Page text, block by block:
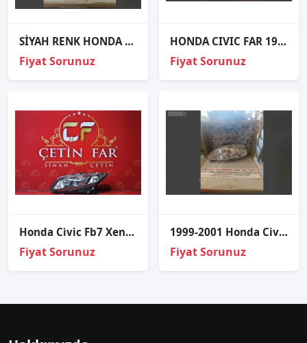
SİYAH RENK HONDA CIVIC FAR SOL 2009-2011
Fiyat Sorunuz
HONDA CIVIC FAR 1996 1998 SAĞ-SOL 33101S04G02-33151S04G02.
Fiyat Sorunuz
Honda Ci̇vi̇c Fb7 Xenon Sol Far Sıfır İthal 2012-2015
Fiyat Sorunuz
1999-2001 Honda Civic Sağ/Sol Far - Adet Fiyatı
Fiyat Sorunuz